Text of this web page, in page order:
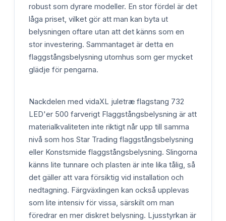
robust som dyrare modeller. En stor fördel är det
låga priset, vilket gör att man kan byta ut
belysningen oftare utan att det känns som en
stor investering. Sammantaget är detta en
flaggstångsbelysning utomhus som ger mycket
glädje för pengarna.
Nackdelen med vidaXL juletræ flagstang 732
LED'er 500 farverigt Flaggstångsbelysning är att
materialkvaliteten inte riktigt når upp till samma
nivå som hos Star Trading flaggstångsbelysning
eller Konstsmide flaggstångsbelysning. Slingorna
känns lite tunnare och plasten är inte lika tålig, så
det gäller att vara försiktig vid installation och
nedtagning. Färgväxlingen kan också upplevas
som lite intensiv för vissa, särskilt om man
föredrar en mer diskret belysning. Ljusstyrkan är